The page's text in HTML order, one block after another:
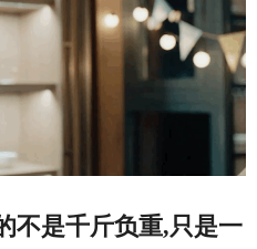
不是千斤负重,只是一